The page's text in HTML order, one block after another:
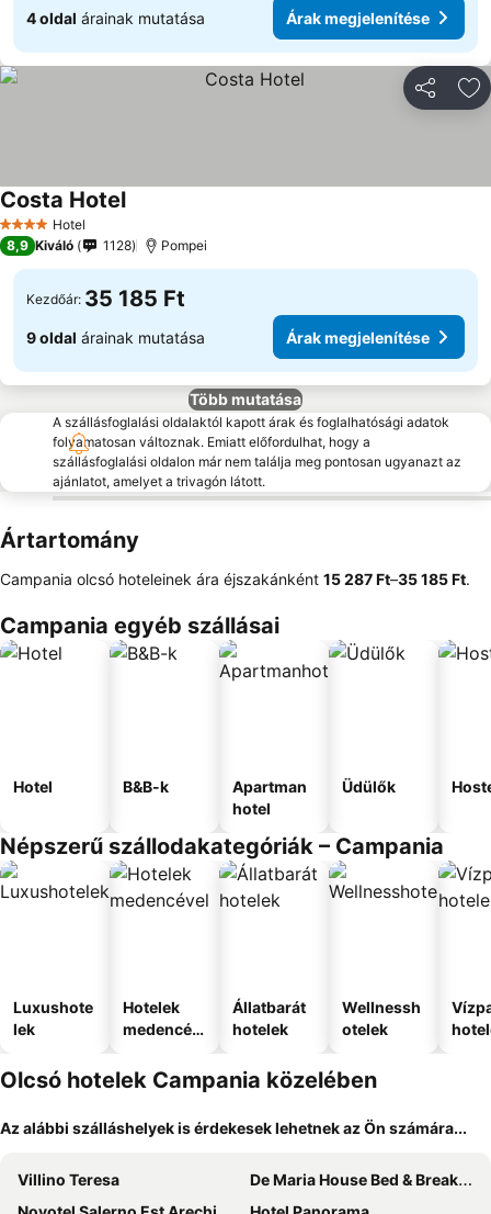
4 oldal árainak mutatása Árak megjelenítése
4 KategóriaHotel
Costa HotelÁrak megjelenítése
8,9 Kiváló 1128 Pompei
Kezdőár: 35 185 Ft
9 oldal árainak mutatása Árak megjelenítése
Több mutatása
A szállásfoglalási oldalaktól kapott árak és foglalhatósági adatok
folyamatosan változnak. Emiatt előfordulhat, hogy a
szállásfoglalási oldalon már nem találja meg pontosan ugyanazt az
ajánlatot, amelyet a trivagón látott.
Ártartomány
Campania olcsó hoteleinek ára éjszakánként ‎15 287 Ft–‎35 185 Ft.
Campania egyéb szállásai
Hotel B&B-k
Apartman
hotel
Üdülők
Népszerű szállodakategóriák – Campania
Luxushote
lek
Hotelek
medencév
Állatbarát
hotelek
Wellnessh
otelek
Olcsó hotelek Campania közelében
Az alábbi szálláshelyek is érdekesek lehetnek az Ön számára...
Villino Teresa
De Maria House Bed & Breakfast